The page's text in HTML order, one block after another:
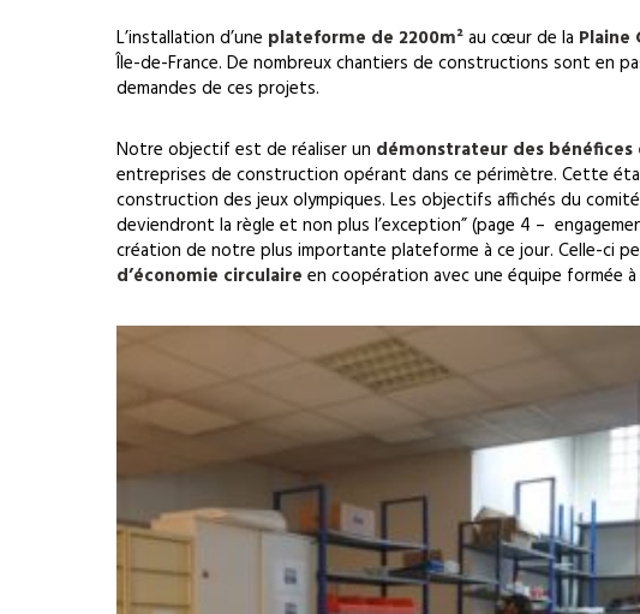
L’installation d’une plateforme de 2200m²au cœur de la Plaine
Île-de-France. De nombreux chantiers de constructions sont en
demandes de ces projets.
Notre objectif est de réaliser un démonstrateur des
entreprises de construction opérant dans ce périmètre. Cette
construction des jeux olympiques. Les objectifs affichés du
deviendront la règle et non plus l’exception” (page 4 –
création de notre plus importante plateforme à ce jour. Celle-ci
d’économie circulaire en coopération avec une équipe formée